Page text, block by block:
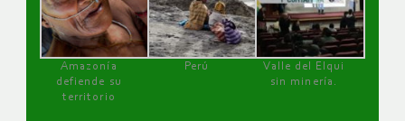
Amazonía
defiende su
territorio
Perú
Valle del Elqui
sin minería.